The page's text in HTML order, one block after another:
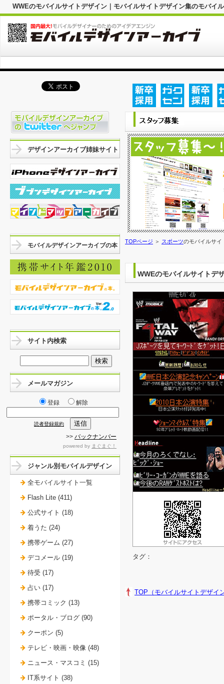
WWEのモバイルサイトデザイン｜モバイルサイトデザイン集のモバ
TOPページ ＞ スポーツのモバイルサイ
WWEのモバイルサイトデ
タグ：
TOP（モバイルサイトデザ
デザインアーカイブ姉妹サイト
モバイルデザインアーカイブの本
サイト内検索
メールマガジン
登録 解除
読者登録規約
>> バックナンバー
powered by まぐまぐ！
ジャンル別モバイルデザイン
全モバイルサイト一覧
Flash Lite (411)
公式サイト (18)
着うた (24)
携帯ゲーム (27)
デコメール (19)
待受 (17)
占い (17)
携帯コミック (13)
ポータル・ブログ (90)
クーポン (5)
テレビ・映画・映像 (48)
ニュース・マスコミ (15)
IT系サイト (38)